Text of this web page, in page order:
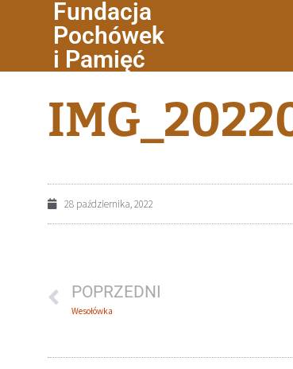
Fundacja
Pochówek
i Pamięć
28 października, 2022
POPRZEDNI
Wesołówka